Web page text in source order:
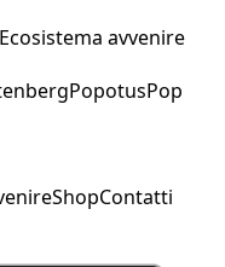
Ecosistema avvenire
PopotusPop
ShopContatti